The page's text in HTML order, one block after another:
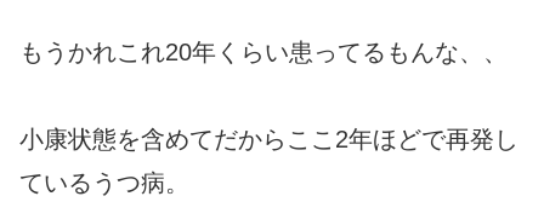
もうかれこれ20年くらい患ってるもんな、、
小康状態を含めてだからここ2年ほどで再発し
ているうつ病。